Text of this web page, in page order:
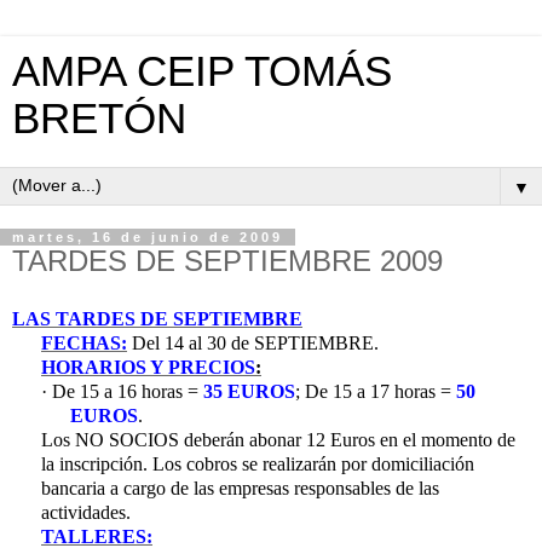
AMPA CEIP TOMÁS
BRETÓN
▼
martes, 16 de junio de 2009
TARDES DE SEPTIEMBRE 2009
LAS TARDES DE SEPTIEMBRE
FECHAS: Del 14 al 30 de SEPTIEMBRE.
HORARIOS Y PRECIOS:
· De 15 a 16 horas = 35 EUROS; De 15 a 17 horas = 50
EUROS.
Los NO SOCIOS deberán abonar 12 Euros en el momento de
la inscripción. Los cobros se realizarán por domiciliación
bancaria a cargo de las empresas responsables de las
actividades.
TALLERES: